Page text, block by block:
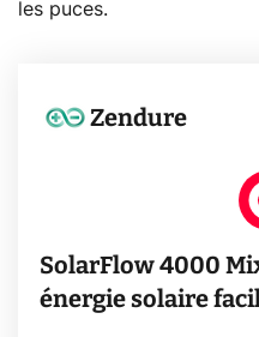
les puces.
Zendure
SolarFlow 4000
énergie solaire